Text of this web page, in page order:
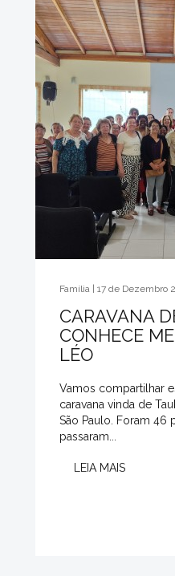
Família | 17 de Dezembro
CARAVANA
CONHECE
LÉO
Vamos compartilhar
caravana vinda de
São Paulo. Foram 46
passaram...
LEIA MAIS